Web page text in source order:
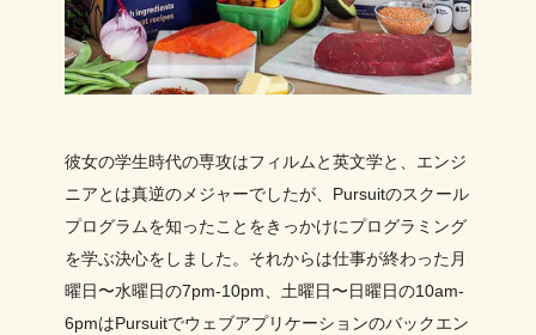
彼女の学生時代の専攻はフィルムと英文学と、エンジ
ニアとは真逆のメジャーでしたが、Pursuitのスクール
プログラムを知ったことをきっかけにプログラミング
を学ぶ決心をしました。それからは仕事が終わった月
曜日〜水曜日の7pm-10pm、土曜日〜日曜日の10am-
6pmはPursuitでウェブアプリケーションのバックエン